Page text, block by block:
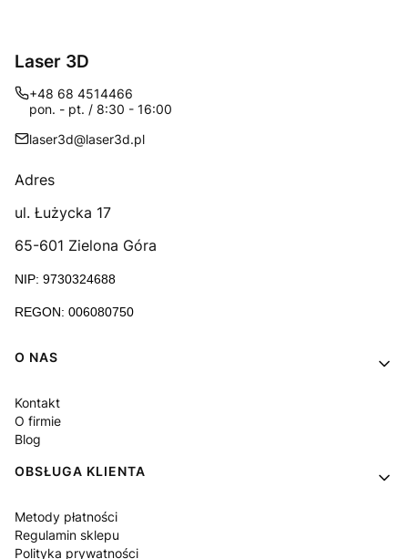
Laser 3D
+48 68 4514466
pon. - pt. / 8:30 - 16:00
laser3d@laser3d.pl
Adres
ul. Łużycka 17
65-601 Zielona Góra
NIP: 9730324688
REGON: 006080750
Linki w stopce
O NAS
Kontakt
O firmie
Blog
OBSŁUGA KLIENTA
Metody płatności
Regulamin sklepu
Polityka prywatności